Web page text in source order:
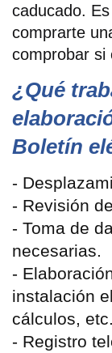
caducado.
comprarte
comprobar si
¿Qué
Boletín
-
- Revisión
- Toma de
necesarias.
-
instalación
cálculos,
- Registro